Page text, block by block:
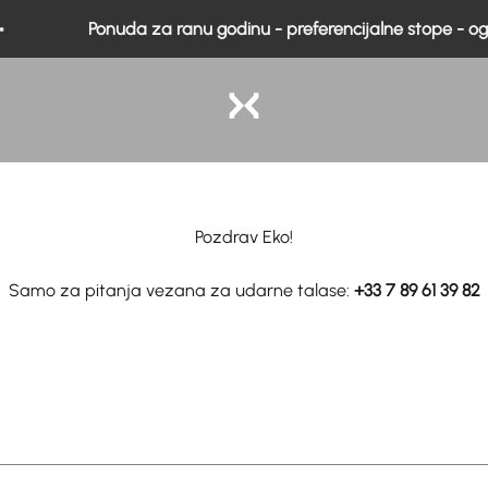
Ponuda za ranu godinu - preferencijalne stope -
Eko Medicinski
Pozdrav Eko!
Samo za pitanja vezana za udarne talase: +33 7 89 61 39 82